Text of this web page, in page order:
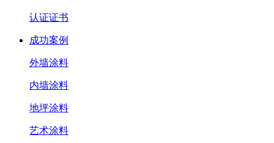
认证证书
成功案例
外墙涂料
内墙涂料
地坪涂料
艺术涂料